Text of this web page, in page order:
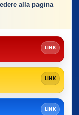
alla pagina
LINK
LINK
LINK